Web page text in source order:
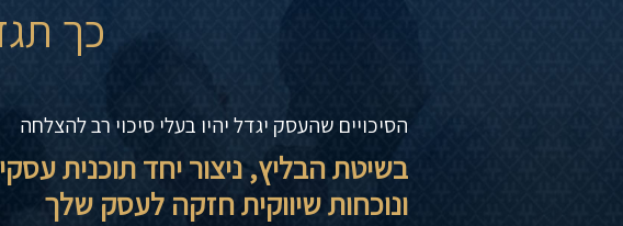
כך
הסיכויים שהעסק יגדל יהיו בעלי סיכוי רב להצלחה
בשיטת הבליץ, ניצור יחד תוכנית
ונוכחות שיווקית חזקה לעסק שלך